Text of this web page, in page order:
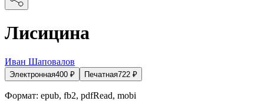
Лисицина
Иван Шаповалов
Электронная400 ₽ Печатная722 ₽
Формат: epub, fb2, pdfRead, mobi